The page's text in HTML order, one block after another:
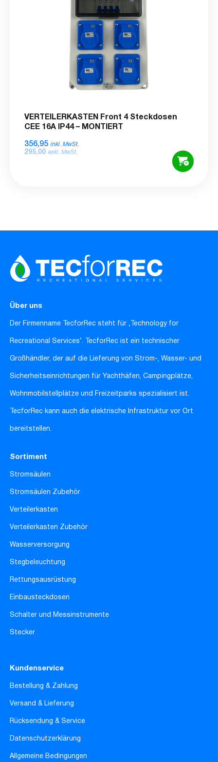
VERTEILERKASTEN Front 4 Steckdosen
CEE 16A IP44 – MONTIERT
356,95 inkl. MwSt.
295,00 exkl. MwSt.
Über uns
Der Firmenname TecforRec steht für ‚Technology for
Recreational Services‘. TecforRec ist ein technischer
Großhändler, der auf die Lieferung von Strom-, Wasser- und
Sicherheitseinrichtungen für Yachthäfen, Campingplätze,
Wohnmobilstellplätze und Freizeitparks spezialisiert ist.
TecforRec kann auch die elektrische Infrastruktur vor Ort
bereitstellen.
Sortiment
Stromsäulen
Stromsäulen Zubehör
Verteilerkasten
Verteilerkasten Zubehör
Wasserversorgung
Stegbeleuchtung
Rettungsausrüstung
Einbausteckdosen
Schalter und Messinstrumente
Stecker
Kundenservice
Bestellung & Zahlung
Versand & Lieferung
Rücksendung & Service
Datenschutzerklärung
Allgemeine Bedingungen